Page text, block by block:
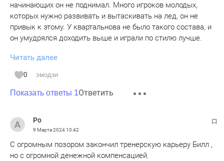
начинающих он не поднимал. Много игроков молодых,
которых нужно развивать и вытаскивать на лед, он не
привык к этому. У квартальнова не было такого состава, и
он умудрялся доходить выше и играли по стилю лучше.
2. Нужно расторгнуть контракты именно начиная в первую
очередь с главным тренером, далее половину vip игроков
заработной платы только.
победы - не платим.
работой.
Читать далее
0 эмодзи
Показать ответы 1Ответить
Ро
9 Марта 202410:42
С огромным позором закончил тренерскую карьеру Билл ,
но с огромной денежной компенсацией.